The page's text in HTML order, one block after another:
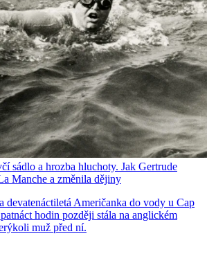
sádlo a hrozba hluchoty. Jak Gertrude
Manche a změnila dějiny
devatenáctiletá Američanka do vody u Cap
hodin později stála na anglickém
muž před ní.